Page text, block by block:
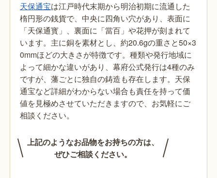
天保通宝は江戸時代末期から明治初期に流通した
楕円形の銭貨で、中央に四角い穴があり、表面に
「天保通寳」、裏面に「當百」や花押が刻まれて
います。主に銅を素材とし、約20.6gの重さと50×3
0mmほどの大きさが特徴です。種類や発行地域に
よって細かな違いがあり、幕府公式発行は4種のみ
ですが、藩ごとに独自の鋳造も存在します。天保
通宝など詳細がわからない場合も責任を持って価
値を見極めさせていただきますので、お気軽にご
相談ください。
上記のようなお品物をお持ちの方は、
ぜひご相談ください。